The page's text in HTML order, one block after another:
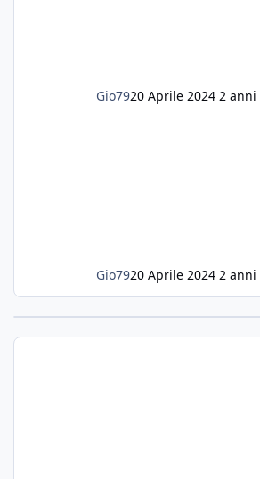
Gio7920 Aprile 2024 2 anni
Gio7920 Aprile 2024 2 anni